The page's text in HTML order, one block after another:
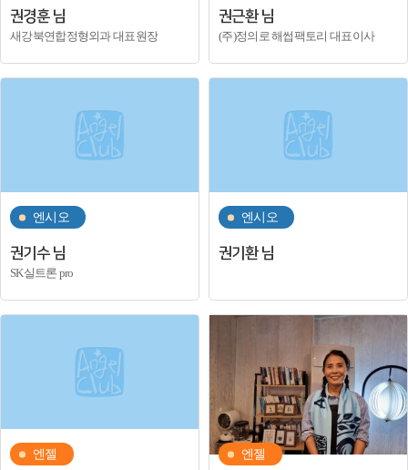
권경훈 님
새강북연합정형외과 대표원장
권근환 님
(주)정의로 해썹팩토리 대표이사
엔시오
권기수 님
SK실트론 pro
엔시오
권기환 님
엔젤 엔젤